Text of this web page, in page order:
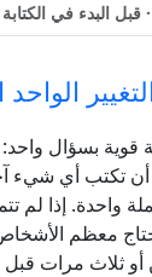
قبل البدء في الكتابة
بسؤال واحد:
أن تكتب أي شيء
واحدة. إذا لم
معظم
أو ثلاث مرات